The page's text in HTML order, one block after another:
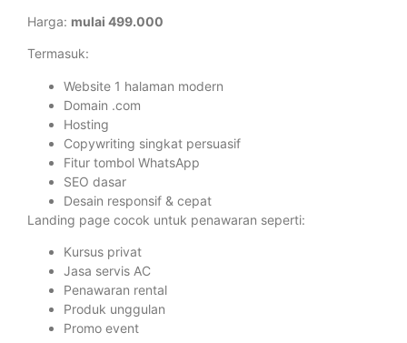
Harga: mulai 499.000
Termasuk:
Website 1 halaman modern
Domain .com
Hosting
Copywriting singkat persuasif
Fitur tombol WhatsApp
SEO dasar
Desain responsif & cepat
Landing page cocok untuk penawaran seperti:
Kursus privat
Jasa servis AC
Penawaran rental
Produk unggulan
Promo event